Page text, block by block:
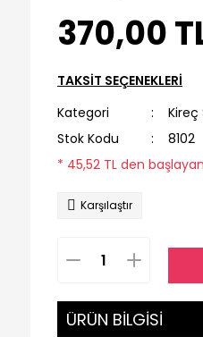
370,00
TAKSİT SEÇENEKLERİ
Kategori
Kireç
Stok Kodu
8102
* 45,52 TL den
Karşılaştır
ÜRÜN BİLGİSİ